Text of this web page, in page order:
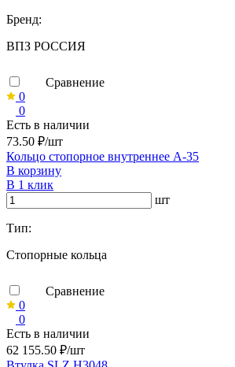
Бренд:
ВПЗ РОССИЯ
Сравнение
0
0
Есть в наличии
73.50 ₽/шт
Кольцо стопорное внутреннее А-35
В корзину
В 1 клик
шт
Тип:
Стопорные кольца
Сравнение
0
0
Есть в наличии
62 155.50 ₽/шт